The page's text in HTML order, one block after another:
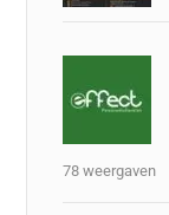
78 weergaven